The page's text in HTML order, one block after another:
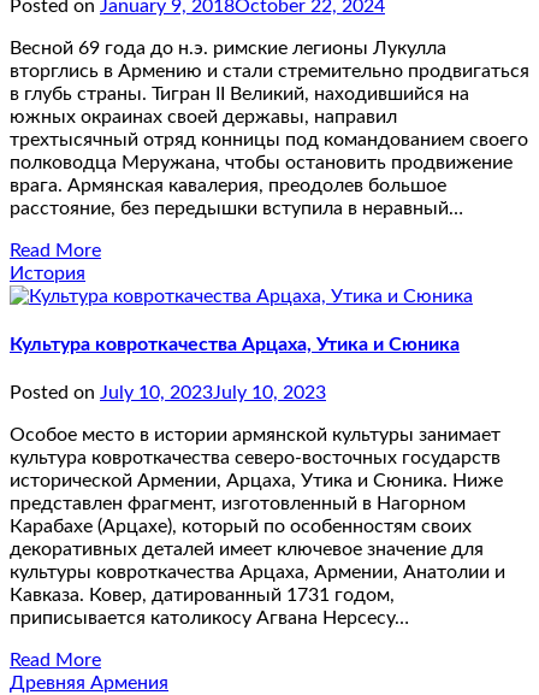
Posted on January 9, 2018October 22, 2024
Весной 69 года до н.э. римские легионы Лукулла
вторглись в Армению и стали стремительно продвигаться
в глубь страны. Тигран II Великий, находившийся на
южных окраинах своей державы, направил
трехтысячный отряд конницы под командованием своего
полководца Меружана, чтобы остановить продвижение
врага. Армянская кавалерия, преодолев большое
расстояние, без передышки вступила в неравный…
Read More
История
Культура ковроткачества Арцаха, Утика и Сюника
Posted on July 10, 2023July 10, 2023
Особое место в истории армянской культуры занимает
культура ковроткачества северо-восточных государств
исторической Армении, Арцаха, Утика и Сюника. Ниже
представлен фрагмент, изготовленный в Нагорном
Карабахе (Арцахе), который по особенностям своих
декоративных деталей имеет ключевое значение для
культуры ковроткачества Арцаха, Армении, Анатолии и
Кавказа. Ковер, датированный 1731 годом,
приписывается католикосу Агвана Нерсесу…
Read More
Древняя Армения